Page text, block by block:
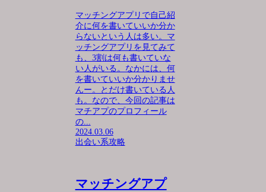
マッチングアプリで自己紹
介に何を書いていいか分か
らないという人は多い。マ
ッチングアプリを見てみて
も、3割は何も書いていな
い人がいる。なかには、何
を書いていいか分かりませ
んー。とだけ書いている人
も。なので、今回の記事は
マチアプのプロフィール
の...
2024.03.06
出会い系攻略
マッチングアプ